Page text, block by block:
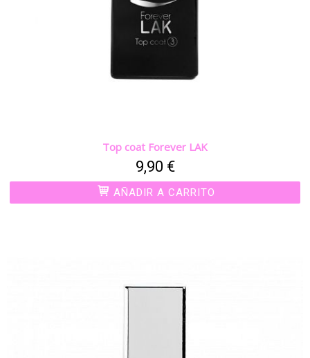
Top coat Forever LAK
9,90 €
AÑADIR A CARRITO